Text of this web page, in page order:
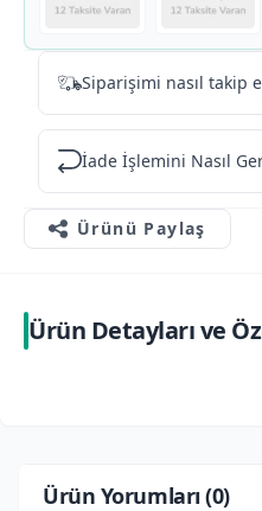
Siparişimi nasıl takip
İade İşlemini Nasıl
Ürünü Paylaş
Ürün Detayları ve
Ürün Yorumları (0)